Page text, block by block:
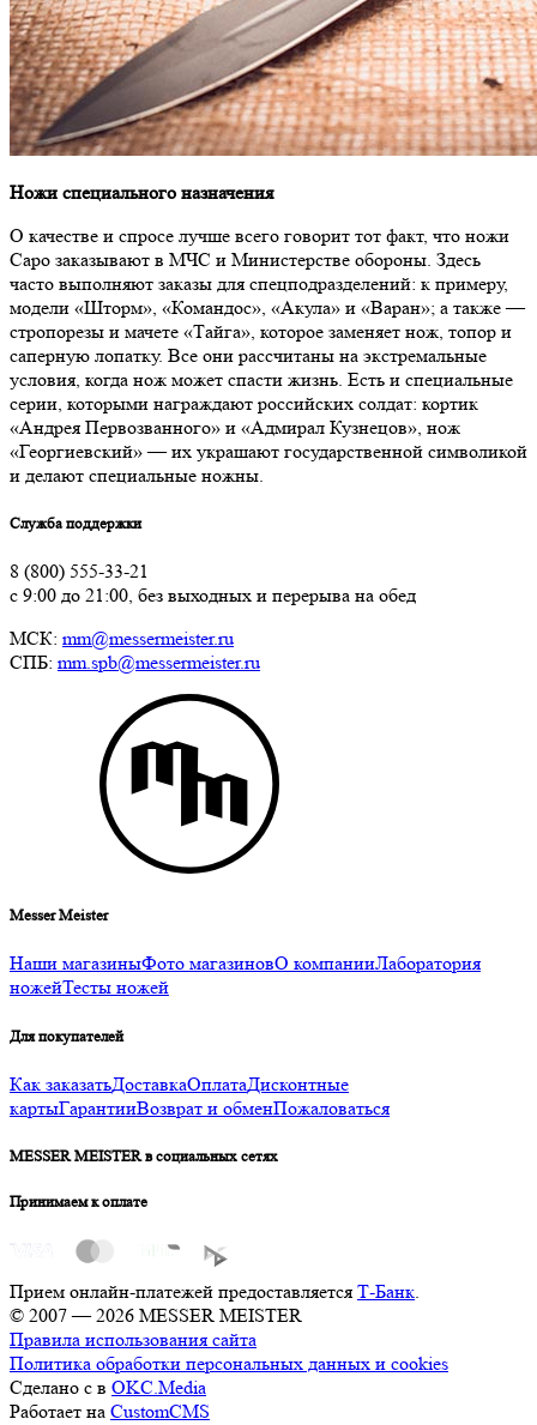
Ножи специального назначения
О качестве и спросе лучше всего говорит тот факт, что ножи
Саро заказывают в МЧС и Министерстве обороны. Здесь
часто выполняют заказы для спецподразделений: к примеру,
модели «Шторм», «Командос», «Акула» и «Варан»; а также —
стропорезы и мачете «Тайга», которое заменяет нож, топор и
саперную лопатку. Все они рассчитаны на экстремальные
условия, когда нож может спасти жизнь. Есть и специальные
серии, которыми награждают российских солдат: кортик
«Андрея Первозванного» и «Адмирал Кузнецов», нож
«Георгиевский» — их украшают государственной символикой
и делают специальные ножны.
Служба поддержки
8 (800) 555-33-21
с 9:00 до 21:00, без выходных и перерыва на обед
МСК: mm@messermeister.ru
СПБ: mm.spb@messermeister.ru
Messer Meister
Наши магазиныФото магазиновО компанииЛаборатория
ножейТесты ножей
Для покупателей
Как заказатьДоставкаОплатаДисконтные
картыГарантииВозврат и обменПожаловаться
MESSER MEISTER в социальных сетях
Принимаем к оплате
Прием онлайн-платежей предоставляется Т-Банк.
© 2007 — 2026 MESSER MEISTER
Правила использования сайта
Политика обработки персональных данных и cookies
Сделано с в OKC.Media
Работает на CustomCMS